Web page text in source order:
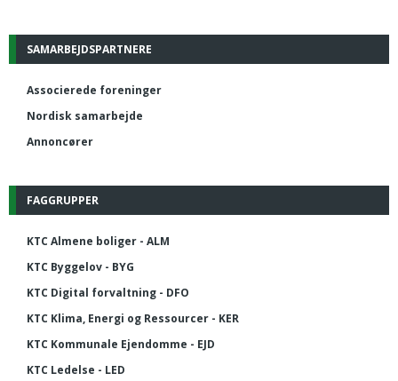
SAMARBEJDSPARTNERE
Associerede foreninger
Nordisk samarbejde
Annoncører
FAGGRUPPER
KTC Almene boliger - ALM
KTC Byggelov - BYG
KTC Digital forvaltning - DFO
KTC Klima, Energi og Ressourcer - KER
KTC Kommunale Ejendomme - EJD
KTC Ledelse - LED